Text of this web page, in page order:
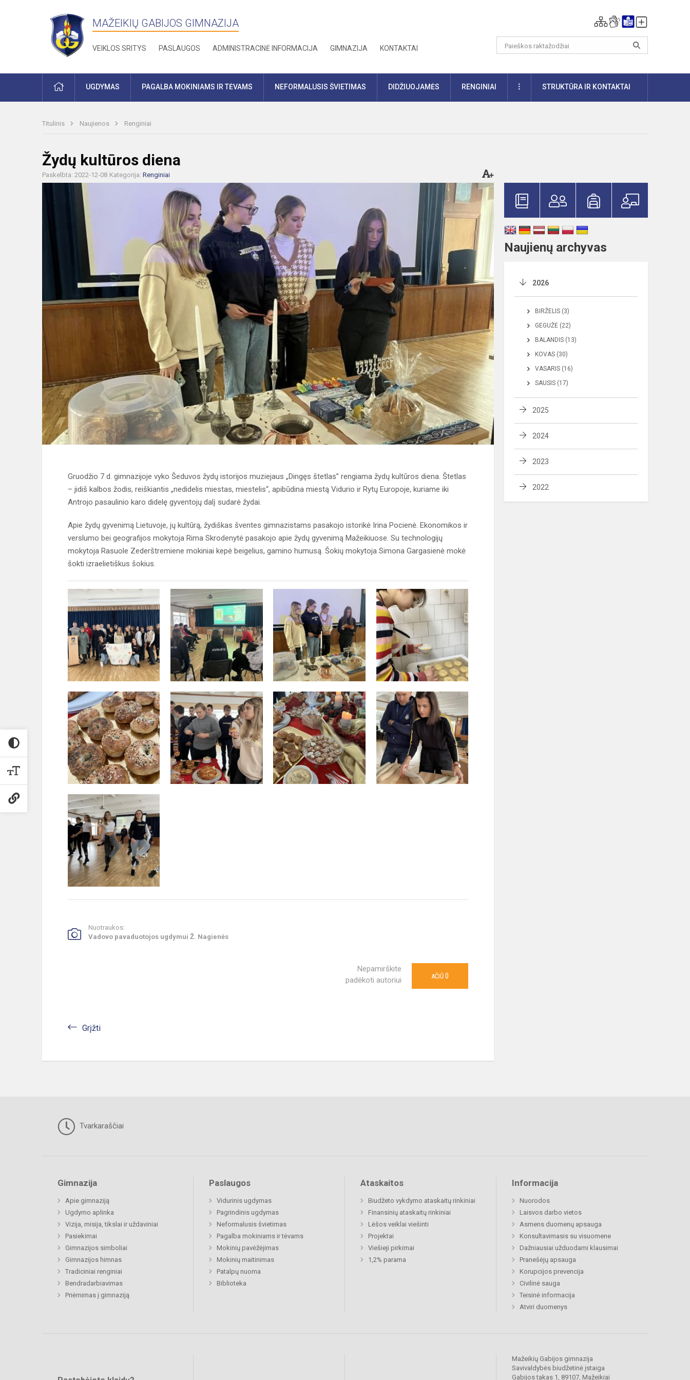
MAŽEIKIŲ GABIJOS GIMNAZIJA
VEIKLOS SRITYS PASLAUGOS ADMINISTRACINĖ INFORMACIJA GIMNAZIJA KONTAKTAI
PRADŽIAUGDYMAS PAGALBA MOKINIAMS IR TĖVAMS NEFORMALUSIS ŠVIETIMAS DIDŽIUOJAMĖS RENGINIAI DAUGIAUSTRUKTŪRA IR KONTAKTAI
Titulinis Naujienos Renginiai
Žydų kultūros diena
Paskelbta: 2022-12-08 Kategorija: Renginiai
Gruodžio 7 d. gimnazijoje vyko Šeduvos žydų istorijos muziejaus „Dingęs štetlas” rengiama žydų kultūros diena. Štetlas
– jidiš kalbos žodis, reiškiantis „nedidelis miestas, miestelis“, apibūdina miestą Vidurio ir Rytų Europoje, kuriame iki
Antrojo pasaulinio karo didelę gyventojų dalį sudarė žydai.
Apie žydų gyvenimą Lietuvoje, jų kultūrą, žydiškas šventes gimnazistams pasakojo istorikė Irina Pocienė. Ekonomikos ir
verslumo bei geografijos mokytoja Rima Skrodenytė pasakojo apie žydų gyvenimą Mažeikiuose. Su technologijų
mokytoja Rasuole Zederštremiene mokiniai kepė beigelius, gamino humusą. Šokių mokytoja Simona Gargasienė mokė
šokti izraelietiškus šokius.
Nuotraukos:
Vadovo pavaduotojos ugdymui Ž. Nagienės
Nepamirškite
padėkoti autoriui
AČIŪ 0
Grįžti
Naujienų archyvas
2026
BIRŽELIS (3)
GEGUŽĖ (22)
BALANDIS (13)
KOVAS (30)
VASARIS (16)
SAUSIS (17)
2025
2024
2023
2022
Tvarkaraščiai
Gimnazija
Apie gimnaziją
Ugdymo aplinka
Vizija, misija, tikslai ir uždaviniai
Pasiekimai
Gimnazijos simboliai
Gimnazijos himnas
Tradiciniai renginiai
Bendradarbiavimas
Priėmimas į gimnaziją
Paslaugos
Vidurinis ugdymas
Pagrindinis ugdymas
Neformalusis švietimas
Pagalba mokiniams ir tėvams
Mokinių pavėžėjimas
Mokinių maitinimas
Patalpų nuoma
Biblioteka
Ataskaitos
Biudžeto vykdymo ataskaitų rinkiniai
Finansinių ataskaitų rinkiniai
Lėšos veiklai viešinti
Projektai
Viešieji pirkimai
1,2% parama
Informacija
Nuorodos
Laisvos darbo vietos
Asmens duomenų apsauga
Konsultavimasis su visuomene
Dažniausiai užduodami klausimai
Pranešėjų apsauga
Korupcijos prevencija
Civilinė sauga
Teisinė informacija
Atviri duomenys
Mažeikių Gabijos gimnazija
Savivaldybės biudžetinė įstaiga
Gabijos takas 1, 89107, Mažeikiai